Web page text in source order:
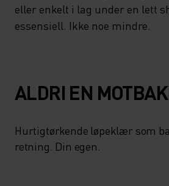
eller enkelt i lag under en lett
essensiell. Ikke noe mindre.
ALDRI EN
Hurtigtørkende løpeklær som
retning. Din egen.